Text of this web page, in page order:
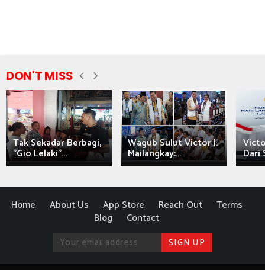
DON'T MISS
Tak Sekadar Berbagi,
"Gio Lelaki"...
Wagub Sulut Victor J.
Mailangkay:... Dari
Home About Us App Store Reach Out
Terms
Blog
Contact